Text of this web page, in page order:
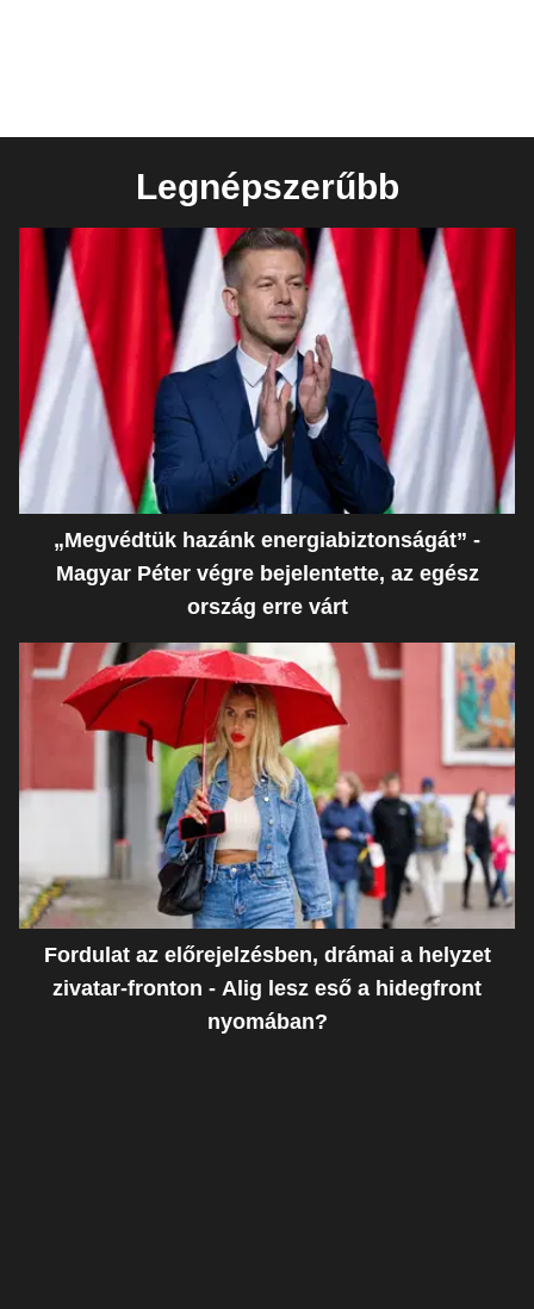
Legnépszerűbb
„Megvédtük hazánk energiabiztonságát” -
Magyar Péter végre bejelentette, az egész
ország erre várt
Fordulat az előrejelzésben, drámai a helyzet
zivatar-fronton - Alig lesz eső a hidegfront
nyomában?